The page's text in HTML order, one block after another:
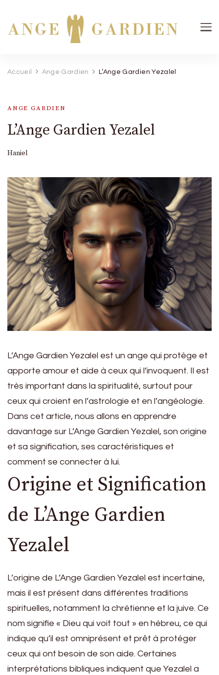
Accueil Ange Gardien L’Ange Gardien Yezalel
ANGE GARDIEN
L’Ange Gardien Yezalel
Haniel
L’Ange Gardien Yezalel est un ange qui protège et
apporte amour et aide à ceux qui l’invoquent. Il est
très important dans la spiritualité, surtout pour
ceux qui croient en l’astrologie et en l’angéologie.
Dans cet article, nous allons en apprendre
davantage sur L’Ange Gardien Yezalel, son origine
et sa signification, ses caractéristiques et
comment se connecter à lui.
Origine et Signification
de L’Ange Gardien
Yezalel
L’origine de L’Ange Gardien Yezalel est incertaine,
mais il est présent dans différentes traditions
spirituelles, notamment la chrétienne et la juive. Ce
nom signifie « Dieu qui voit tout » en hébreu, ce qui
indique qu’il est omniprésent et prêt à protéger
ceux qui ont besoin de son aide. Certaines
interprétations bibliques indiquent que Yezalel a